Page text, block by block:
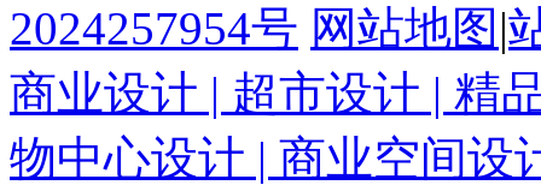
2024257954号 网站地图 |
商业设计 | 超市设计 | 精
物中心设计 | 商业空间设